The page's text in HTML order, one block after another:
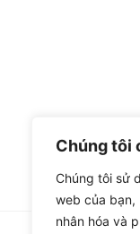
Chúng tôi
Chúng tôi sử
web của bạn,
nhân hóa và